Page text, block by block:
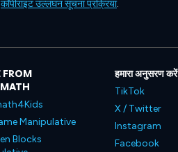
कॉपीराइट उल्लंघन सूचना प्रक्रिया.
FROM
Manipulative
Blocks
हमारा अनुसरण करें
TikTok
X / Twitter
Instagram
Facebook